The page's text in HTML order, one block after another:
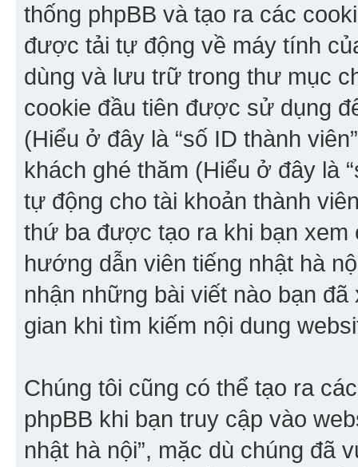
thống phpBB và tạo ra các
được tải tự động về máy tính
dùng và lưu trữ trong thư mục
cookie đầu tiên được sử dụng
(Hiểu ở đây là “số ID thành
khách ghé thăm (Hiểu ở đây là
tự động cho tài khoản thành
thứ ba được tạo ra khi bạn xem
hướng dẫn viên tiếng nhật hà
nhận những bài viết nào bạn
gian khi tìm kiếm nội dung
Chúng tôi cũng có thể tạo ra
phpBB khi bạn truy cập vào
nhật hà nội”, mặc dù chúng đã